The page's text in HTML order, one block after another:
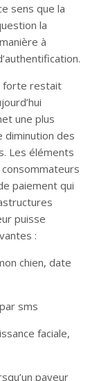
sens que la
la
à
forte restait
une plus
diminution des
Les éléments
paiement qui
puisse
:
chien, date
sms
faciale,
payeur